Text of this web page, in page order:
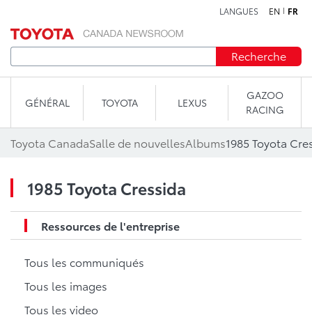
LANGUES EN FR
Recherche
GÉNÉRAL TOYOTA LEXUS
GAZOO
RACING
Toyota CanadaSalle de nouvellesAlbums1985 Toyota
1985 Toyota Cressida
Ressources de l'entreprise
Tous les communiqués
Tous les images
Tous les video